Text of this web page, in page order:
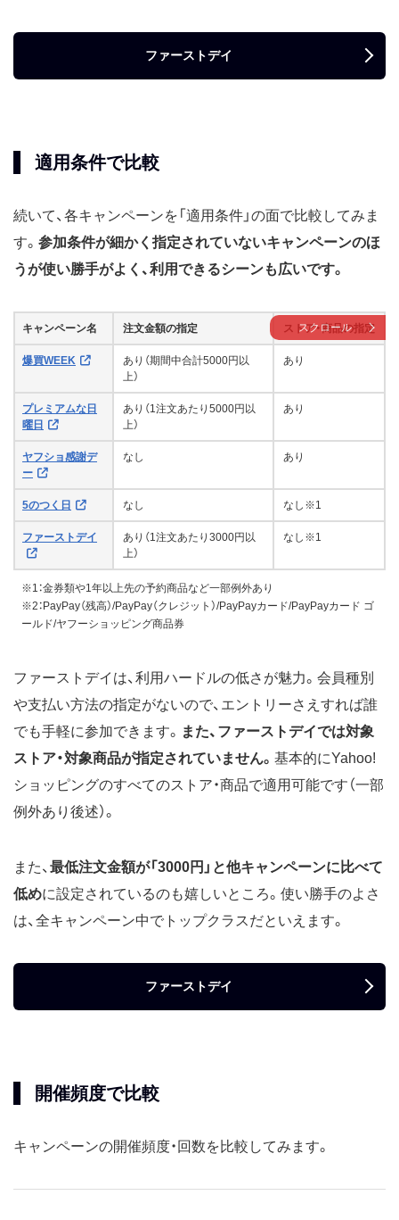
ファーストデイ
適用条件で比較
続いて、各キャンペーンを「適用条件」の面で比較してみま
す。 参加条件が細かく指定されていないキャンペーンのほ
うが使い勝手がよく、利用できるシーンも広いです。
キャンペーン名 注文金額の指定 ストア・商品の指定
爆買WEEK
あり（期間中合計5000円以
上）
あり
プレミアムな日
曜日
あり（1注文あたり5000円以
上）
あり
ヤフショ感謝デ
ー
なし あり
5のつく日 なし なし※1
ファーストデイ
あり（1注文あたり3000円以
上）
なし※1
スクロール
※1：金券類や1年以上先の予約商品など一部例外あり
※2：PayPay（残高）/PayPay（クレジット）/PayPayカード/PayPayカード ゴ
ールド/ヤフーショッピング商品券
ファーストデイは、利用ハードルの低さが魅力。会員種別
や支払い方法の指定がないので、エントリーさえすれば誰
でも手軽に参加できます。 また、ファーストデイでは対象
ストア・対象商品が指定されていません。 基本的にYahoo!
ショッピングのすべてのストア・商品で適用可能です（一部
例外あり後述）。
また、 最低注文金額が「3000円」と他キャンペーンに比べて
低めに設定されているのも嬉しいところ。使い勝手のよさ
は、全キャンペーン中でトップクラスだといえます。
ファーストデイ
開催頻度で比較
キャンペーンの開催頻度・回数を比較してみます。